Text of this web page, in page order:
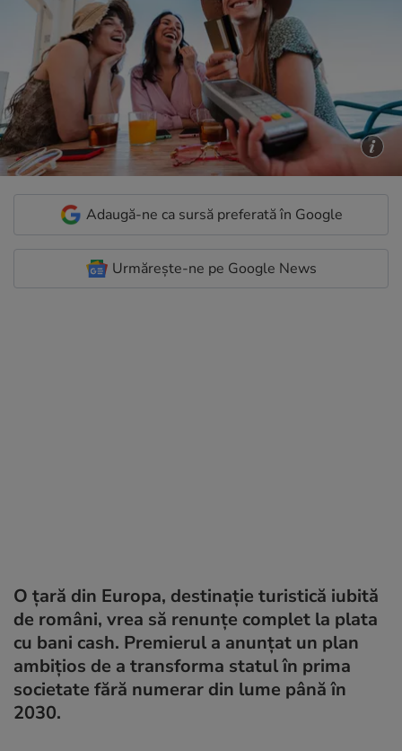
Adaugă-ne ca sursă preferată în Google
Urmărește-ne pe Google News
O țară din Europa, destinație turistică iubită
de români, vrea să renunțe complet la plata
cu bani cash. Premierul a anunțat un plan
ambițios de a transforma statul în prima
societate fără numerar din lume până în
2030.